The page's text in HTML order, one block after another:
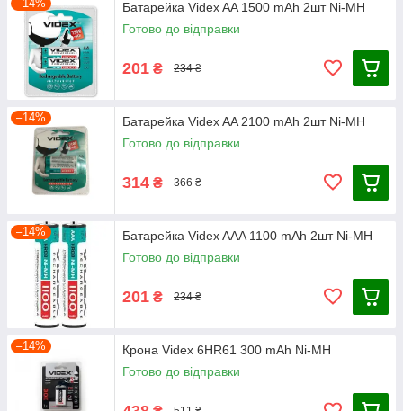
–14%
Батарейка Videx AA 1500 mAh 2шт Ni-MH
Готово до відправки
201 ₴ 234 ₴
–14%
Батарейка Videx AA 2100 mAh 2шт Ni-MH
Готово до відправки
314 ₴ 366 ₴
–14%
Батарейка Videx AAA 1100 mAh 2шт Ni-MH
Готово до відправки
201 ₴ 234 ₴
–14%
Крона Videx 6HR61 300 mAh Ni-MH
Готово до відправки